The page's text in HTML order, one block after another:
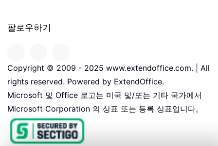
팔로우하기
Copyright © 2009 - 2025 www.extendoffice.com. | All
rights reserved. Powered by ExtendOffice.
Microsoft 및 Office 로고는 미국 및/또는 기타 국가에서
Microsoft Corporation 의 상표 또는 등록 상표입니다。